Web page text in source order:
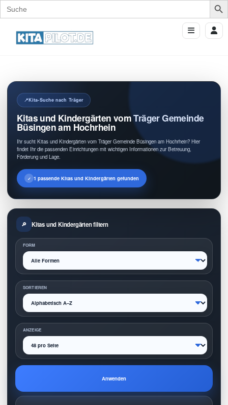
Search
for:
Kita-Suche nach Träger
Kitas und Kindergärten vom Träger Gemeinde
Büsingen am Hochrhein
Ihr sucht Kitas und Kindergärten vom Träger Gemeinde Büsingen am Hochrhein? Hier
findet Ihr die passenden Einrichtungen mit wichtigen Informationen zur Betreuung,
Förderung und Lage.
1 passende Kitas und Kindergärten gefunden
Kitas und Kindergärten filtern
FORM
SORTIEREN
ANZEIGE
Anwenden